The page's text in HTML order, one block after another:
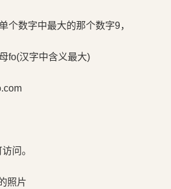
个数字中最大的那个数字9，
fo(汉字中含义最大)
问。
照片